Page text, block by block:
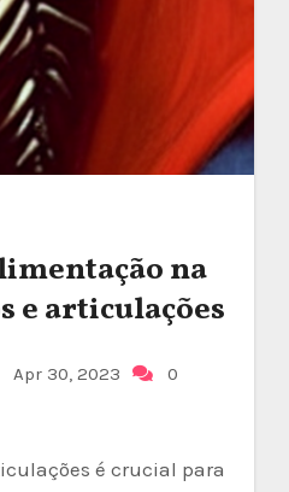
na
e articulações
Apr 30, 2023
0